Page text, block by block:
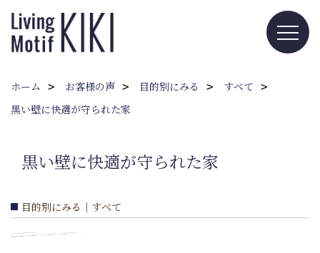
ホーム お客様の声 目的別にみる
すべて
黒い壁に快適が守られた家
黒い壁に快適が守られた家
目的別にみる｜すべて